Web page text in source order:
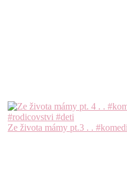
Ze života mámy pt.3 . .